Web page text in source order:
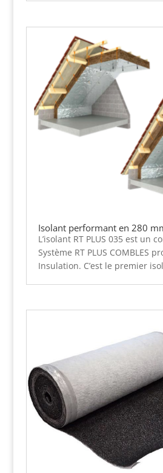
Isolant performant en 280
L’isolant RT PLUS 035 est un
Système RT PLUS COMBLES
Insulation. C’est le premier